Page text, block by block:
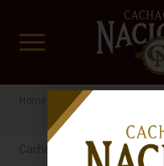
Cachaça